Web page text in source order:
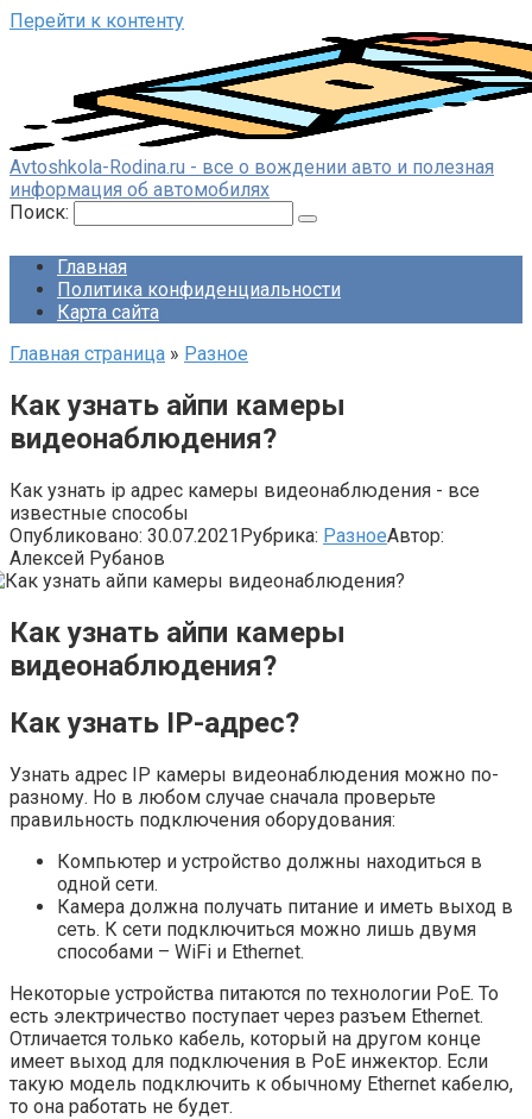
Перейти к контенту
Avtoshkola-Rodina.ru - все о вождении авто и полезная
информация об автомобилях
Поиск:
Главная
Политика конфиденциальности
Карта сайта
Главная страница » Разное
Как узнать айпи камеры
видеонаблюдения?
Как узнать ip адрес камеры видеонаблюдения - все
известные способы
Опубликовано: 30.07.2021Рубрика: РазноеАвтор:
Алексей Рубанов
Как узнать айпи камеры
видеонаблюдения?
Как узнать IP-адрес?
Узнать адрес IP камеры видеонаблюдения можно по-
разному. Но в любом случае сначала проверьте
правильность подключения оборудования:
Компьютер и устройство должны находиться в
одной сети.
Камера должна получать питание и иметь выход в
сеть. К сети подключиться можно лишь двумя
способами – WiFi и Ethernet.
Некоторые устройства питаются по технологии PoE. То
есть электричество поступает через разъем Ethernet.
Отличается только кабель, который на другом конце
имеет выход для подключения в PoE инжектор. Если
такую модель подключить к обычному Ethernet кабелю,
то она работать не будет.